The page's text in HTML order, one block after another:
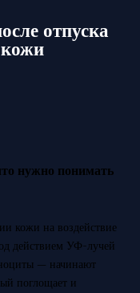
отпуска
кожи
нужно понимать
кожи на воздействие
действием УФ-лучей
— начинают
поглощает и